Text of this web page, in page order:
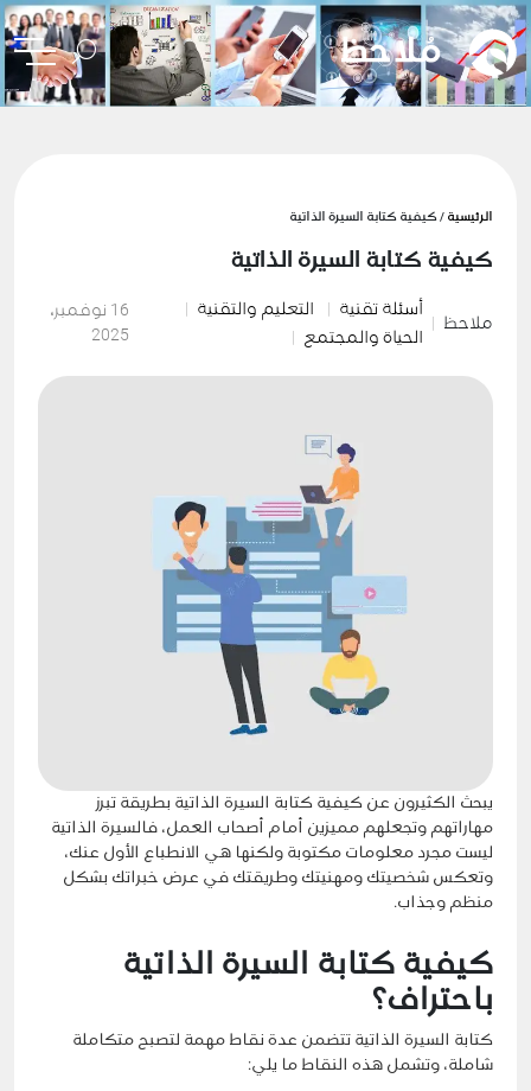
الرئيسية / كيفية كتابة السيرة الذاتية
كيفية كتابة السيرة الذاتية
ملاحظ
أسئلة تقنية
التعليم والتقنية
الحياة والمجتمع
16 نوفمبر،
2025
يبحث الكثيرون عن كيفية كتابة السيرة الذاتية بطريقة تبرز
مهاراتهم وتجعلهم مميزين أمام أصحاب العمل، فالسيرة الذاتية
ليست مجرد معلومات مكتوبة ولكنها هي الانطباع الأول عنك،
وتعكس شخصيتك ومهنيتك وطريقتك في عرض خبراتك بشكل
منظم وجذاب.
كيفية كتابة السيرة الذاتية
باحتراف؟
كتابة السيرة الذاتية تتضمن عدة نقاط مهمة لتصبح متكاملة
شاملة، وتشمل هذه النقاط ما يلي: